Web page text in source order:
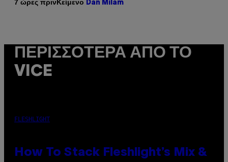
7 ώρες πρινΚείμενο Dan Milam
ΠΕΡΙΣΣΌΤΕΡΑ ΑΠΌ ΤΟ
VICE
FLESHLIGHT
How To Stack Fleshlight’s Mix &